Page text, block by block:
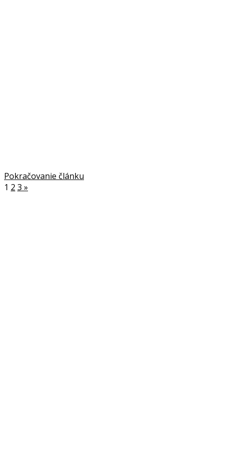
Pokračovanie článku
1 2 3 »